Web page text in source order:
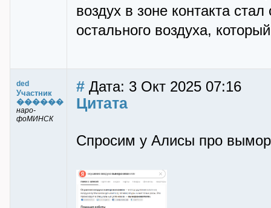
воздух в зоне контакта
остального воздуха,
ded
Участник
������
наро-
фоМИНСК
# Дата: 3 Окт 2025 07:16
Цитата
Спросим у Алисы про